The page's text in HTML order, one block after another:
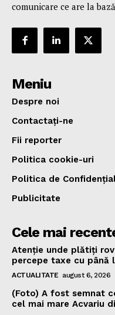
comunicare ce are la
Meniu
Despre noi
Contactați-ne
Fii reporter
Politica cookie-uri
Politica de
Publicitate
Cele mai
Atenție unde plătiți
percepe taxe cu până
ACTUALITATE august 6, 2026
(Foto) A fost semnat
cel mai mare Acvariu